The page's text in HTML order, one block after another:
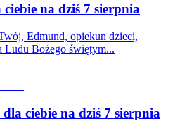
na dziś 7 sierpnia
Edmund, opiekun dzieci,
Ludu Bożego świętym...
ciebie na dziś 7 sierpnia